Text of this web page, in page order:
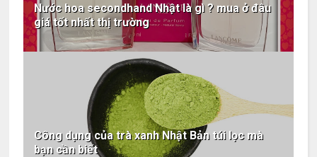
Nước hoa secondhand Nhật là gì ? mua ở đâu
giá tốt nhất thị trường
Công dụng của trà xanh Nhật Bản túi lọc mà
bạn cần biết